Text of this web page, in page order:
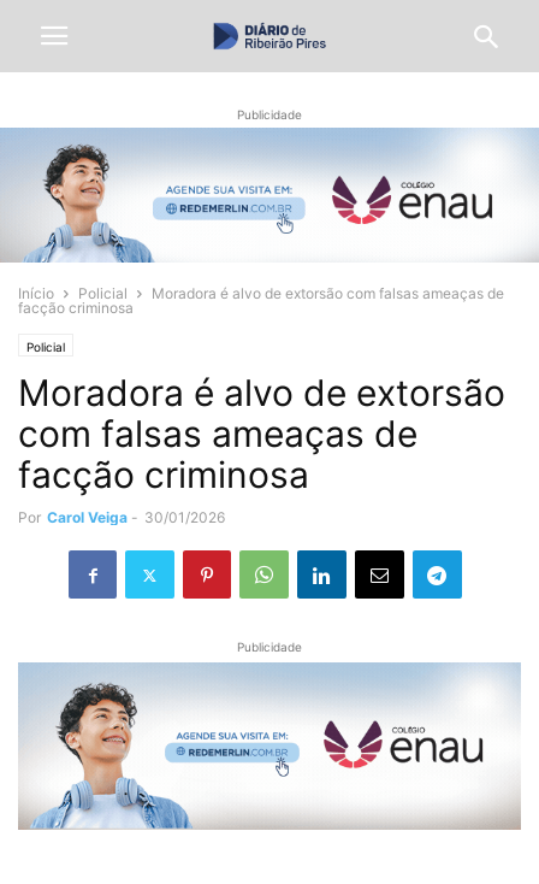
Publicidade
Início Policial
Moradora é alvo de extorsão com falsas ameaças de
facção criminosa
Policial
Moradora é alvo de extorsão
com falsas ameaças de
facção criminosa
Por Carol Veiga - 30/01/2026
Publicidade